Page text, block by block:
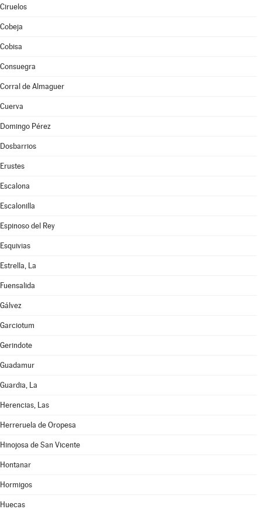
Ciruelos
Cobeja
Cobisa
Consuegra
Corral de Almaguer
Cuerva
Domingo Pérez
Dosbarrios
Erustes
Escalona
Escalonilla
Espinoso del Rey
Esquivias
Estrella, La
Fuensalida
Gálvez
Garciotum
Gerindote
Guadamur
Guardia, La
Herencias, Las
Herreruela de Oropesa
Hinojosa de San Vicente
Hontanar
Hormigos
Huecas